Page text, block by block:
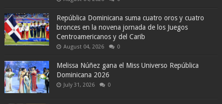
República Dominicana suma cuatro oros y cuatro
bronces en la novena jornada de los Juegos
Centroamericanos y del Carib
August 04, 2026 0
Melissa Núñez gana el Miss Universo República
Dominicana 2026
July 31, 2026 0